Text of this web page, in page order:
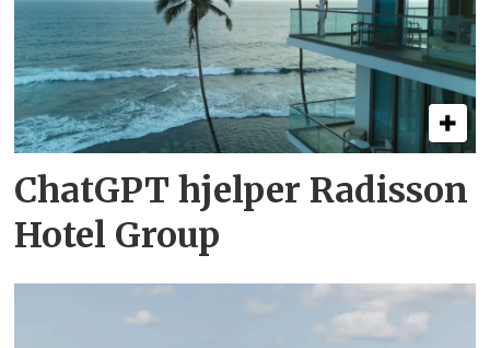
ChatGPT hjelper Radisson
Hotel Group